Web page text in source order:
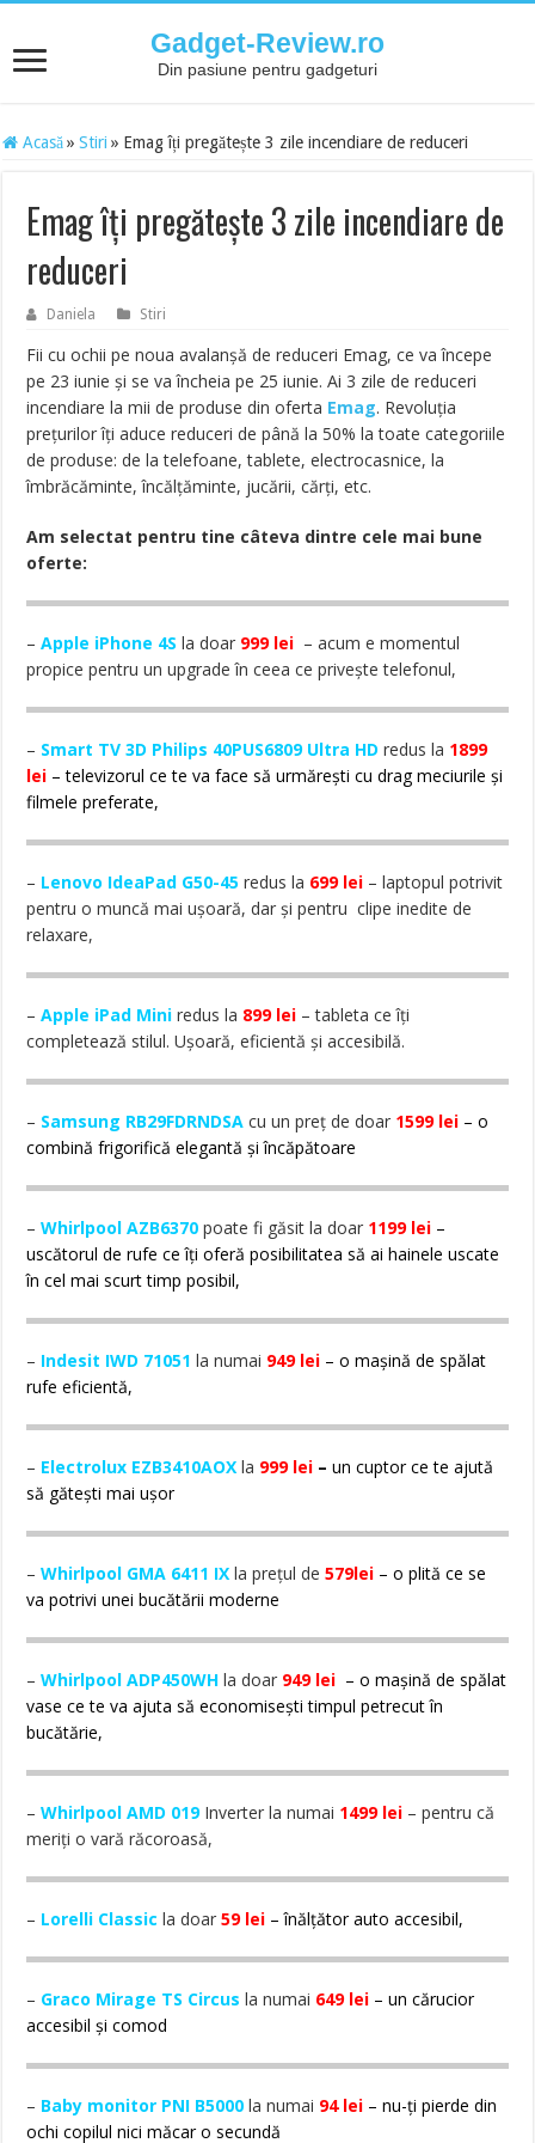
Gadget-Review.ro
Din pasiune pentru gadgeturi
Acasă » Stiri » Emag îți pregătește 3 zile incendiare de reduceri
Emag îți pregătește 3 zile incendiare de
reduceri
Daniela Stiri
Fii cu ochii pe noua avalanșă de reduceri Emag, ce va începe
pe 23 iunie și se va încheia pe 25 iunie. Ai 3 zile de reduceri
incendiare la mii de produse din oferta Emag. Revoluția
prețurilor îți aduce reduceri de până la 50% la toate categoriile
de produse: de la telefoane, tablete, electrocasnice, la
îmbrăcăminte, încălțăminte, jucării, cărți, etc.
Am selectat pentru tine câteva dintre cele mai bune
oferte:
–Apple iPhone 4S la doar 999 lei – acum e momentul
propice pentru un upgrade în ceea ce privește telefonul,
– Smart TV 3D Philips 40PUS6809 Ultra HD redus la 1899
lei – televizorul ce te va face să urmărești cu drag meciurile și
filmele preferate,
– Lenovo IdeaPad G50-45 redus la 699 lei – laptopul potrivit
pentru o muncă mai ușoară, dar și pentru clipe inedite de
relaxare,
–Apple iPad Mini redus la 899 lei – tableta ce îți
completează stilul. Ușoară, eficientă și accesibilă.
– Samsung RB29FDRNDSA cu un preț de doar 1599 lei – o
combină frigorifică elegantă și încăpătoare
–Whirlpool AZB6370 poate fi găsit la doar 1199 lei –
uscătorul de rufe ce îți oferă posibilitatea să ai hainele uscate
în cel mai scurt timp posibil,
– Indesit IWD 71051 la numai 949 lei – o mașină de spălat
rufe eficientă,
– Electrolux EZB3410AOX la 999 lei – un cuptor ce te ajută
să gătești mai ușor
–Whirlpool GMA 6411 IX la prețul de579lei – o plită ce se
va potrivi unei bucătării moderne
–Whirlpool ADP450WH la doar 949 lei – o mașină de spălat
vase ce te va ajuta să economisești timpul petrecut în
bucătărie,
–Whirlpool AMD 019Inverter la numai 1499 lei – pentru că
meriți o vară răcoroasă,
– Lorelli Classic la doar59 lei – înălțător auto accesibil,
– Graco Mirage TS Circus la numai 649 lei – un cărucior
accesibil și comod
– Baby monitor PNI B5000 la numai 94 lei – nu-ți pierde din
ochi copilul nici măcar o secundă